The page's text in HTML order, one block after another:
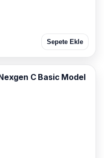
Sepete Ekle
C Basic Model